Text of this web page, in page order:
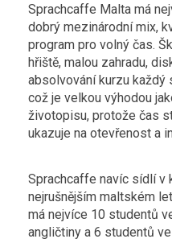
Sprachcaffe Malta má
dobrý mezinárodní mix,
program pro volný čas.
hřiště, malou zahradu,
absolvování kurzu
což je velkou výhodou
životopisu, protože čas
ukazuje na otevřenost a
Sprachcaffe navíc sídlí v
nejrušnějším maltském
má nejvíce 10 studentů
angličtiny a 6 studentů